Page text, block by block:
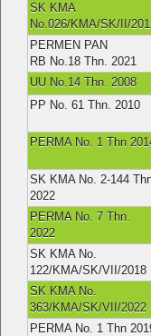
SK KMA
No.026/KMA/SK/II/
PERMEN PAN
RB No.18 Thn. 2021
UU No.14 Thn. 2008
PP No. 61 Thn. 2010
PERMA No. 1 Thn
SK KMA No. 2-144
2022
PERMA No. 7 Thn.
2022
SK KMA No.
122/KMA/SK/VII/2018
SK KMA No.
363/KMA/SK/VII/2022
PERMA No. 1 Thn